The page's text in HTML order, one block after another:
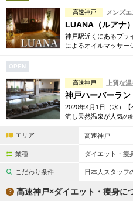
専用駐車場あり
日本人スタッフのみ
スタッフ指名可
駅から徒歩5分以内
こだわり
高速神戸 メンズ
LUANA（ルアナ）
神戸駅近くにあるプラ
によるオイルマッサー
OPEN
高速神戸 上質な
神戸ハーバーラ
2020年4月1日（水）
流し天然温泉が人気の
市の温泉郷」です。
エリア 高速神戸
業種 ダイエット・痩
こだわり条件 日本人スタッフ
高速神戸×ダイエット・痩身に